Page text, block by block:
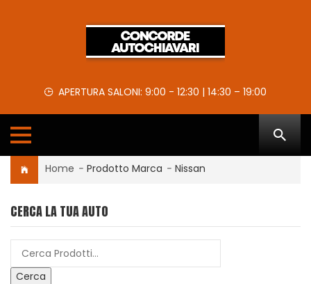
APERTURA SALONI: 9:00 - 12:30 | 14:30 – 19:00
Home - Prodotto Marca - Nissan
CERCA LA TUA AUTO
Cerca